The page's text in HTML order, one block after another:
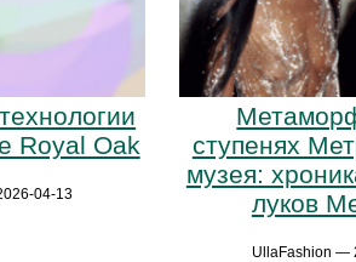
Royal Oak
04-13
ступенях
музея:
луков
UllaFashion —